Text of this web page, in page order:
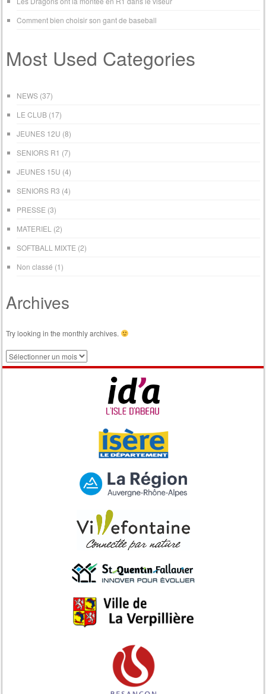
Comment bien choisir son gant de baseball
Most Used Categories
NEWS (37)
LE CLUB (17)
JEUNES 12U (8)
SENIORS R1 (7)
JEUNES 15U (4)
SENIORS R3 (4)
PRESSE (3)
MATERIEL (2)
SOFTBALL MIXTE (2)
Non classé (1)
Archives
Try looking in the monthly archives.
Archives